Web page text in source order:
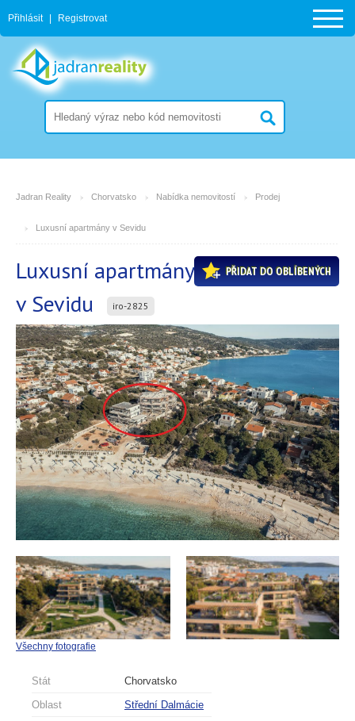
Přihlásit Registrovat
Jadran Reality Chorvatsko Nabídka nemovitostí Prodej
Luxusní apartmány v Sevidu
PŘIDAT DO OBLÍBENÝCH
Luxusní apartmány
v Sevidu
iro-2825
Všechny fotografie
Stát
Chorvatsko
Oblast
Střední Dalmácie